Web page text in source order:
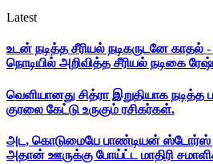
Latest
உடன் நடித்த சீரியல் நடிகருடனே காதல்
நொடியில் அறிவித்த சீரியல் நடிகை
வெளியானது சித்ரா இறுதியாக நடித்த
குரலை கேட்டு உருகும் ரசிகர்கள்.
அட, கொடுமையே பாண்டியன் ஸ்டோர்ஸ்
அதான் ஊருக்கு போய்ட்ட மாதிரி